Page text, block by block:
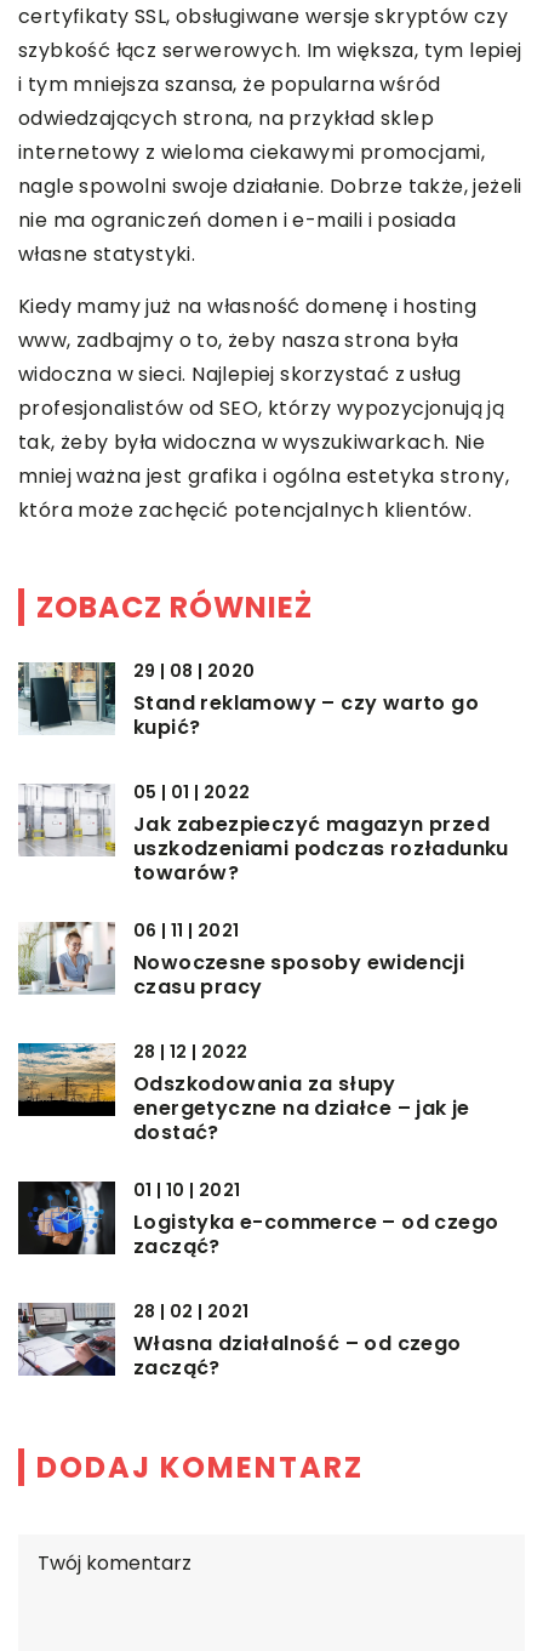
certyfikaty SSL, obsługiwane wersje skryptów czy
szybkość łącz serwerowych. Im większa, tym lepiej
i tym mniejsza szansa, że popularna wśród
odwiedzających strona, na przykład sklep
internetowy z wieloma ciekawymi promocjami,
nagle spowolni swoje działanie. Dobrze także, jeżeli
nie ma ograniczeń domen i e-maili i posiada
własne statystyki.
Kiedy mamy już na własność domenę i hosting
www, zadbajmy o to, żeby nasza strona była
widoczna w sieci. Najlepiej skorzystać z usług
profesjonalistów od SEO, którzy wypozycjonują ją
tak, żeby była widoczna w wyszukiwarkach. Nie
mniej ważna jest grafika i ogólna estetyka strony,
która może zachęcić potencjalnych klientów.
ZOBACZ RÓWNIEŻ
29 | 08 | 2020
Stand reklamowy – czy warto go
kupić?
05 | 01 | 2022
Jak zabezpieczyć magazyn przed
uszkodzeniami podczas rozładunku
towarów?
06 | 11 | 2021
Nowoczesne sposoby ewidencji
czasu pracy
28 | 12 | 2022
Odszkodowania za słupy
energetyczne na działce – jak je
dostać?
01 | 10 | 2021
Logistyka e-commerce – od czego
zacząć?
28 | 02 | 2021
Własna działalność – od czego
zacząć?
DODAJ KOMENTARZ